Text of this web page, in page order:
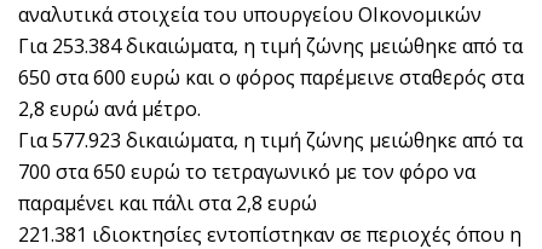
αναλυτικά στοιχεία του υπουργείου ΟΙκονομικών
Για 253.384 δικαιώματα, η τιμή ζώνης μειώθηκε από τα
650 στα 600 ευρώ και ο φόρος παρέμεινε σταθερός στα
2,8 ευρώ ανά μέτρο.
Για 577.923 δικαιώματα, η τιμή ζώνης μειώθηκε από τα
700 στα 650 ευρώ το τετραγωνικό με τον φόρο να
παραμένει και πάλι στα 2,8 ευρώ
221.381 ιδιοκτησίες εντοπίστηκαν σε περιοχές όπου η